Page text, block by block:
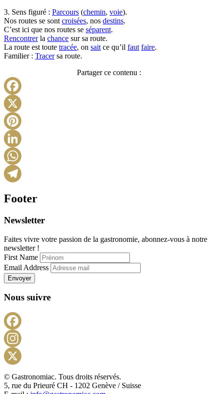
3. Sens figuré : Parcours (chemin, voie).
Nos routes se sont croisées, nos destins.
C’est ici que nos routes se séparent.
Rencontrerla chance sur sa route.
La route est toute tracée, on sait ce qu’il faut faire.
Familier : Tracersa route.
Partager ce contenu :
Footer
Newsletter
Faites vivre votre passion de la gastronomie, abonnez-vous à notre
newsletter !
First Name
Email Address
Envoyer
Nous suivre
X
© Gastronomiac. Tous droits réservés.
5, rue du Prieuré CH - 1202 Genève / Suisse